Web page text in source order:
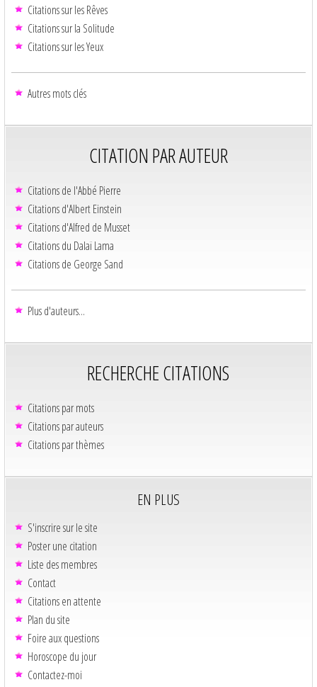
Citations sur les Rêves
Citations sur la Solitude
Citations sur les Yeux
Autres mots clés
CITATION PAR AUTEUR
Citations de l'Abbé Pierre
Citations d'Albert Einstein
Citations d'Alfred de Musset
Citations du Dalaï Lama
Citations de George Sand
Plus d'auteurs...
RECHERCHE CITATIONS
Citations par mots
Citations par auteurs
Citations par thèmes
EN PLUS
S'inscrire sur le site
Poster une citation
Liste des membres
Contact
Citations en attente
Plan du site
Foire aux questions
Horoscope du jour
Contactez-moi